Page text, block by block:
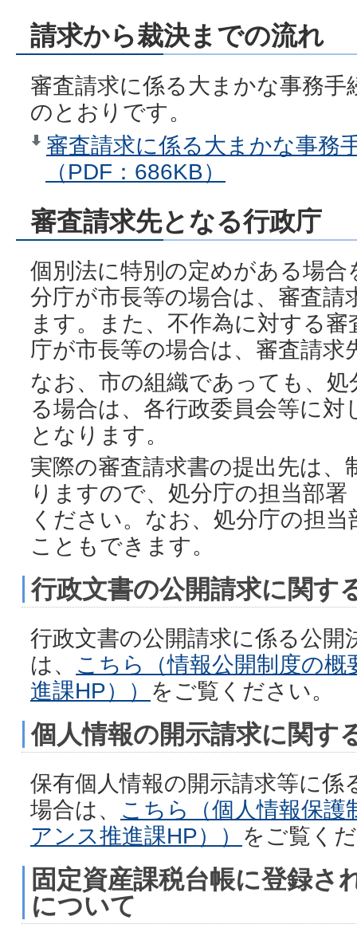
請求から裁決までの流れ
審査請求に係る大まかな事務
のとおりです。
審査請求に係る大まかな事務
（PDF：686KB）
審査請求先となる行政庁
個別法に特別の定めがある場
分庁が市長等の場合は、審査
ます。また、不作為に対する
庁が市長等の場合は、審査請
なお、市の組織であっても、
る場合は、各行政委員会等に
となります。
実際の審査請求書の提出先は
りますので、処分庁の担当部
ください。なお、処分庁の担
こともできます。
行政文書の公開請求に関す
行政文書の公開請求に係る公開
は、 こちら（情報公開制度の
進課HP）） をご覧ください。
個人情報の開示請求に関す
保有個人情報の開示請求等に係
場合は、 こちら（個人情報保
アンス推進課HP）） をご覧く
固定資産課税台帳に登録さ
について